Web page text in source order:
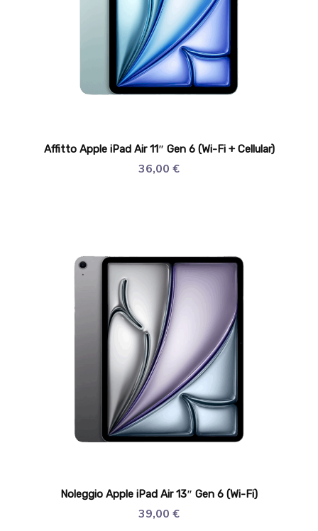
Affitto Apple iPad Air 11″ Gen 6 (Wi-Fi + Cellular)
36,00 €
Noleggio Apple iPad Air 13″ Gen 6 (Wi-Fi)
39,00 €